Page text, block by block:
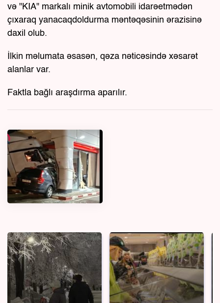
və "KIA" markalı minik avtomobili idarəetmədən
çıxaraq yanacaqdoldurma məntəqəsinin ərazisinə
daxil olub.
İlkin məlumata əsasən, qəza nəticəsində xəsarət
alanlar var.
Faktla bağlı araşdırma aparılır.